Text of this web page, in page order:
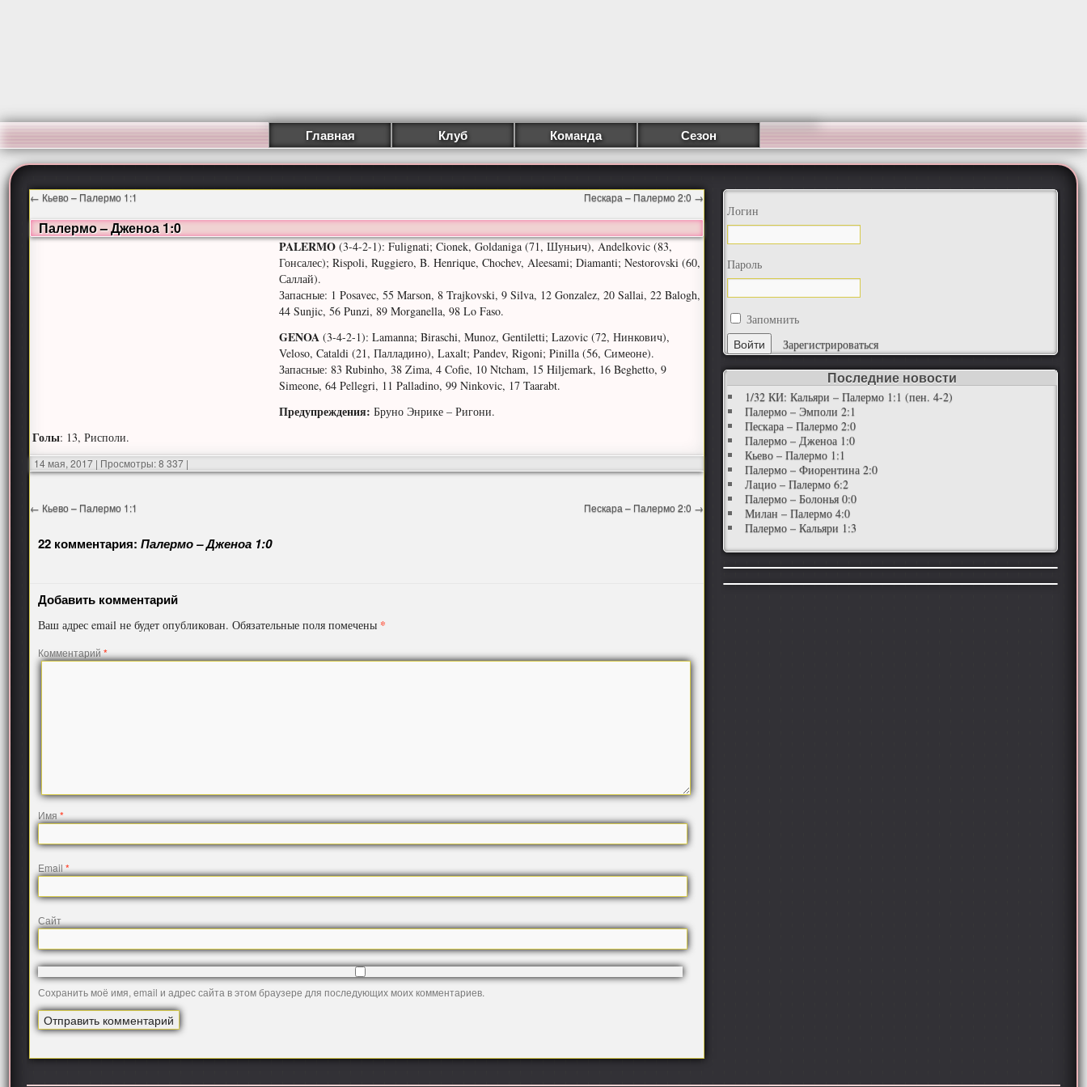
Главная Клуб Команда Сезон
← Кьево – Палермо 1:1 Пескара – Палермо 2:0 →
Палермо – Дженоа 1:0
PALERMO (3-4-2-1): Fulignati; Cionek, Goldaniga (71, Шуньич), Andelkovic (83,
Гонсалес); Rispoli, Ruggiero, B. Henrique, Chochev, Aleesami; Diamanti; Nestorovski (60,
Саллай).
Запасные: 1 Posavec, 55 Marson, 8 Trajkovski, 9 Silva, 12 Gonzalez, 20 Sallai, 22 Balogh,
44 Sunjic, 56 Punzi, 89 Morganella, 98 Lo Faso.
GENOA (3-4-2-1): Lamanna; Biraschi, Munoz, Gentiletti; Lazovic (72, Нинкович),
Veloso, Cataldi (21, Палладино), Laxalt; Pandev, Rigoni; Pinilla (56, Симеоне).
Запасные: 83 Rubinho, 38 Zima, 4 Cofie, 10 Ntcham, 15 Hiljemark, 16 Beghetto, 9
Simeone, 64 Pellegri, 11 Palladino, 99 Ninkovic, 17 Taarabt.
Предупреждения: Бруно Энрике – Ригони.
Голы: 13, Рисполи.
14 мая, 2017 | Просмотры: 8 337 |
← Кьево – Палермо 1:1 Пескара – Палермо 2:0 →
22 комментария:Палермо – Дженоа 1:0
Добавить комментарий
Ваш адрес email не будет опубликован. Обязательные поля помечены *
Комментарий*
Имя*
Email*
Сайт
Сохранить моё имя, email и адрес сайта в этом браузере для последующих моих комментариев.
Логин
Пароль
Запомнить
Зарегистрироваться
Последние новости
1/32 КИ: Кальяри – Палермо 1:1 (пен. 4-2)
Палермо – Эмполи 2:1
Пескара – Палермо 2:0
Палермо – Дженоа 1:0
Кьево – Палермо 1:1
Палермо – Фиорентина 2:0
Лацио – Палермо 6:2
Палермо – Болонья 0:0
Милан – Палермо 4:0
Палермо – Кальяри 1:3